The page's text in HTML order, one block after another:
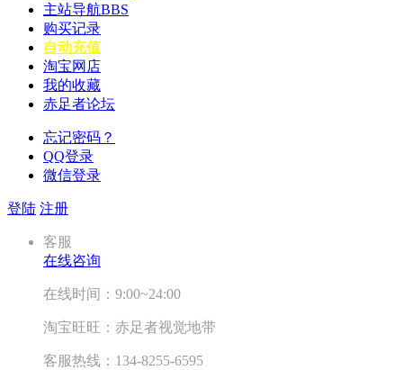
主站导航BBS
购买记录
自动充值
淘宝网店
我的收藏
赤足者论坛
忘记密码？
QQ登录
微信登录
登陆 注册
客服
在线咨询
在线时间：9:00~24:00
淘宝旺旺：赤足者视觉地带
客服热线：134-8255-6595